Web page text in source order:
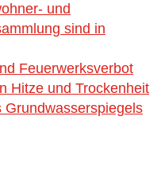
und
sind in
Feuerwerksverbot
Hitze und Trockenheit